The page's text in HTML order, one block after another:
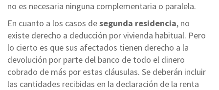
no es necesaria ninguna complementaria o paralela.
En cuanto a los casos desegunda residencia, no
existe derecho a deducción por vivienda habitual. Pero
lo cierto es que sus afectados tienen derecho a la
devolución por parte del banco de todo el dinero
cobrado de más por estas cláusulas. Se deberán incluir
las cantidades recibidas en la declaración de la renta